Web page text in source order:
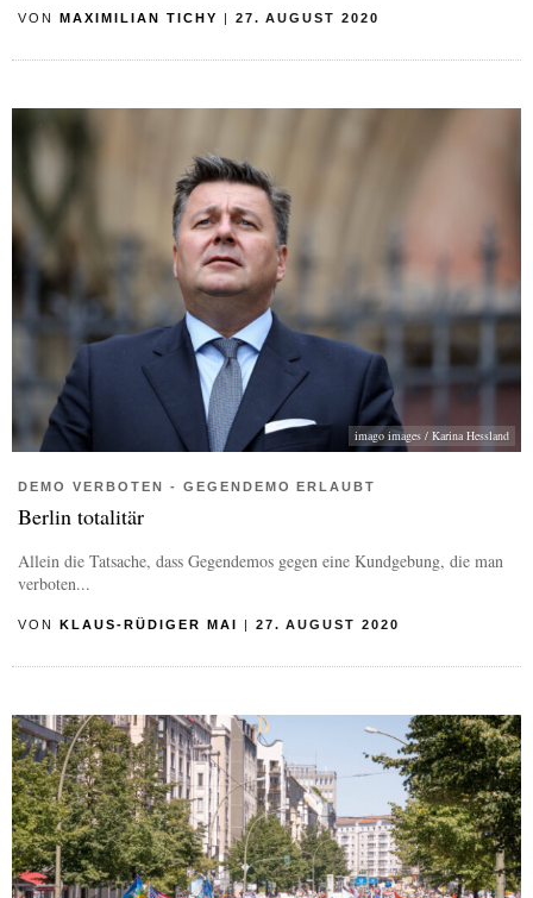
VON MAXIMILIAN TICHY 27. AUGUST 2020
imago images / Karina Hessland
DEMO VERBOTEN - GEGENDEMO ERLAUBT
Berlin totalitär
Allein die Tatsache, dass Gegendemos gegen eine Kundgebung, die man
verboten...
VON KLAUS-RÜDIGER MAI | 27. AUGUST 2020